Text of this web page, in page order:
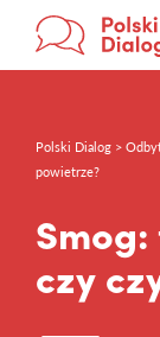
Polski Dialog >
powietrze?
czy